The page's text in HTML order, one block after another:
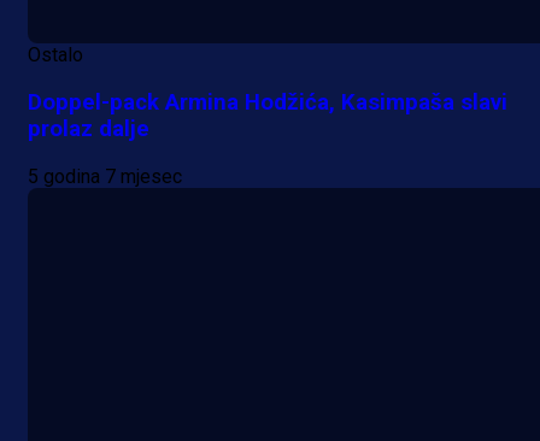
Ostalo
Doppel-pack Armina Hodžića, Kasimpaša slavi
prolaz dalje
5 godina 7 mjesec